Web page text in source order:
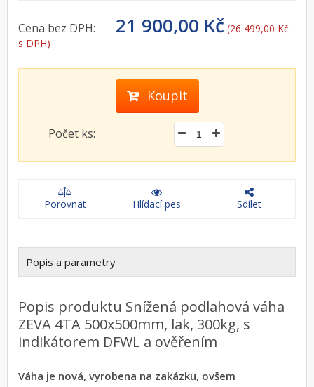
Cena bez DPH: 21 900,00 Kč (26 499,00 Kč
s DPH)
Koupit
Počet ks:
Porovnat Hlídací pes Sdílet
Popis a parametry
Popis produktu Snížená podlahová váha
ZEVA 4TA 500x500mm, lak, 300kg, s
indikátorem DFWL a ověřením
Váha je nová, vyrobena na zakázku, ovšem